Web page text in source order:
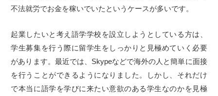
不法就労でお金を稼いでいたというケースが多いです。
起業したいと考え語学学校を設立しようとしている方は、
学生募集を行う際に留学生をしっかりと見極めていく必要
があります。最近では、Skypeなどで海外の人と簡単に面接
を行うことができるようになりました。しかし、それだけ
で本当に語学を学びに来たい意欲のある学生なのかを見極